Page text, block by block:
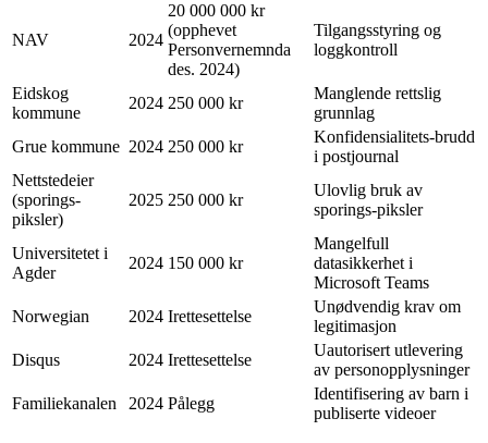
NAV 2024
20 000 000 kr
(opphevet
Personvernemnda
des. 2024)
Tilgangsstyring og
loggkontroll
Eidskog
kommune
2024 250 000 kr
Manglende rettslig
grunnlag
Grue kommune 2024 250 000 kr
Konfidensialitets-brudd
i postjournal
Nettstedeier
(sporings-
piksler)
2025 250 000 kr
Ulovlig bruk av
sporings-piksler
Universitetet i
Agder
2024 150 000 kr
Mangelfull
datasikkerhet i
Microsoft Teams
Norwegian
2024 Irettesettelse
Unødvendig krav om
legitimasjon
Disqus
2024 Irettesettelse
Uautorisert utlevering
av personopplysninger
Familiekanalen
2024 Pålegg
Identifisering av barn i
publiserte videoer